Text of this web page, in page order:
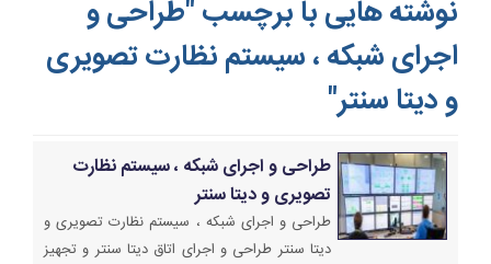
نوشته هایی با برچسب "طراحی و
اجرای شبکه ، سیستم نظارت تصویری
و دیتا سنتر"
طراحی و اجرای شبکه ، سیستم نظارت
تصویری و دیتا سنتر
طراحی و اجرای شبکه ، سیستم نظارت تصویری و
دیتا سنتر طراحی و اجرای اتاق دیتا سنتر و تجهیز